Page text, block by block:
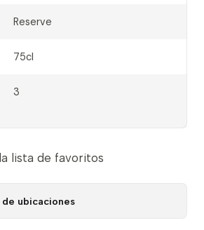
Reserve
75cl
3
lista de favoritos
ubicaciones